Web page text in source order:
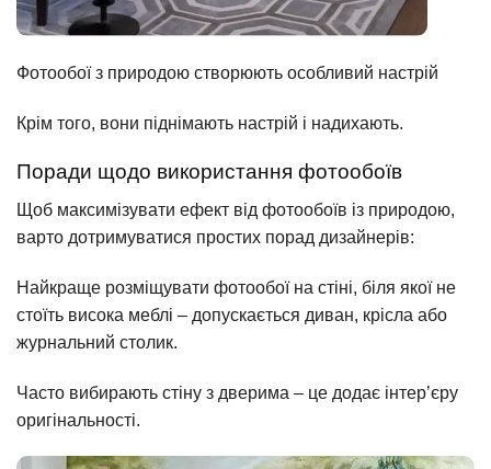
Фотообої з природою створюють особливий настрій
Крім того, вони піднімають настрій і надихають.
Поради щодо використання фотообоїв
Щоб максимізувати ефект від фотообоїв із природою,
варто дотримуватися простих порад дизайнерів:
Найкраще розміщувати фотообої на стіні, біля якої не
стоїть висока меблі – допускається диван, крісла або
журнальний столик.
Часто вибирають стіну з дверима – це додає інтер’єру
оригінальності.